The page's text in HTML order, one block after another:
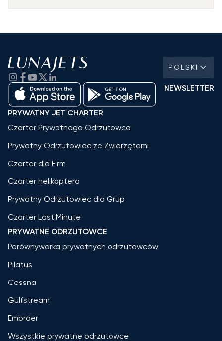
POLSKI
NEWSLETTER
PRYWATNY JET CHARTER
Czarter Prywatnego Odrzutowca
Prywatny Odrzutowiec ze Zwierzętami
Czarter dla Firm
Czarter helikoptera
Prywatny Odrzutowiec dla Grup
Czarter Last Minute
PRYWATNE ODRZUTOWCE
Porównywarka prywatnych odrzutowców
Pilatus
Cessna
Gulfstream
Embraer
Wszystkie prywatne odrzutowce